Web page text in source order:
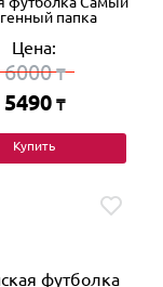
папка
Цена:
6000₸
5490 ₸
Купить